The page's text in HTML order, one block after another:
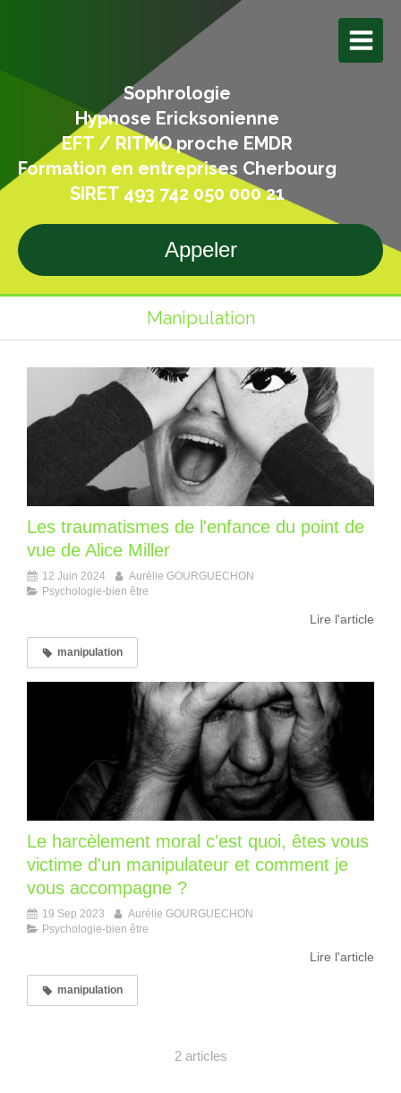
Sophrologie
Hypnose Ericksonienne
EFT / RITMO proche EMDR
Formation en entreprises Cherbourg
SIRET 493 742 050 000 21
Appeler
Manipulation
Les traumatismes de l'enfance du point de
vue de Alice Miller
12 Juin 2024
Aurélie GOURGUECHON
Psychologie-bien être
Lire l'article
manipulation
Le harcèlement moral c'est quoi, êtes vous
victime d'un manipulateur et comment je
vous accompagne ?
19 Sep 2023
Aurélie GOURGUECHON
Psychologie-bien être
Lire l'article
manipulation
2 articles